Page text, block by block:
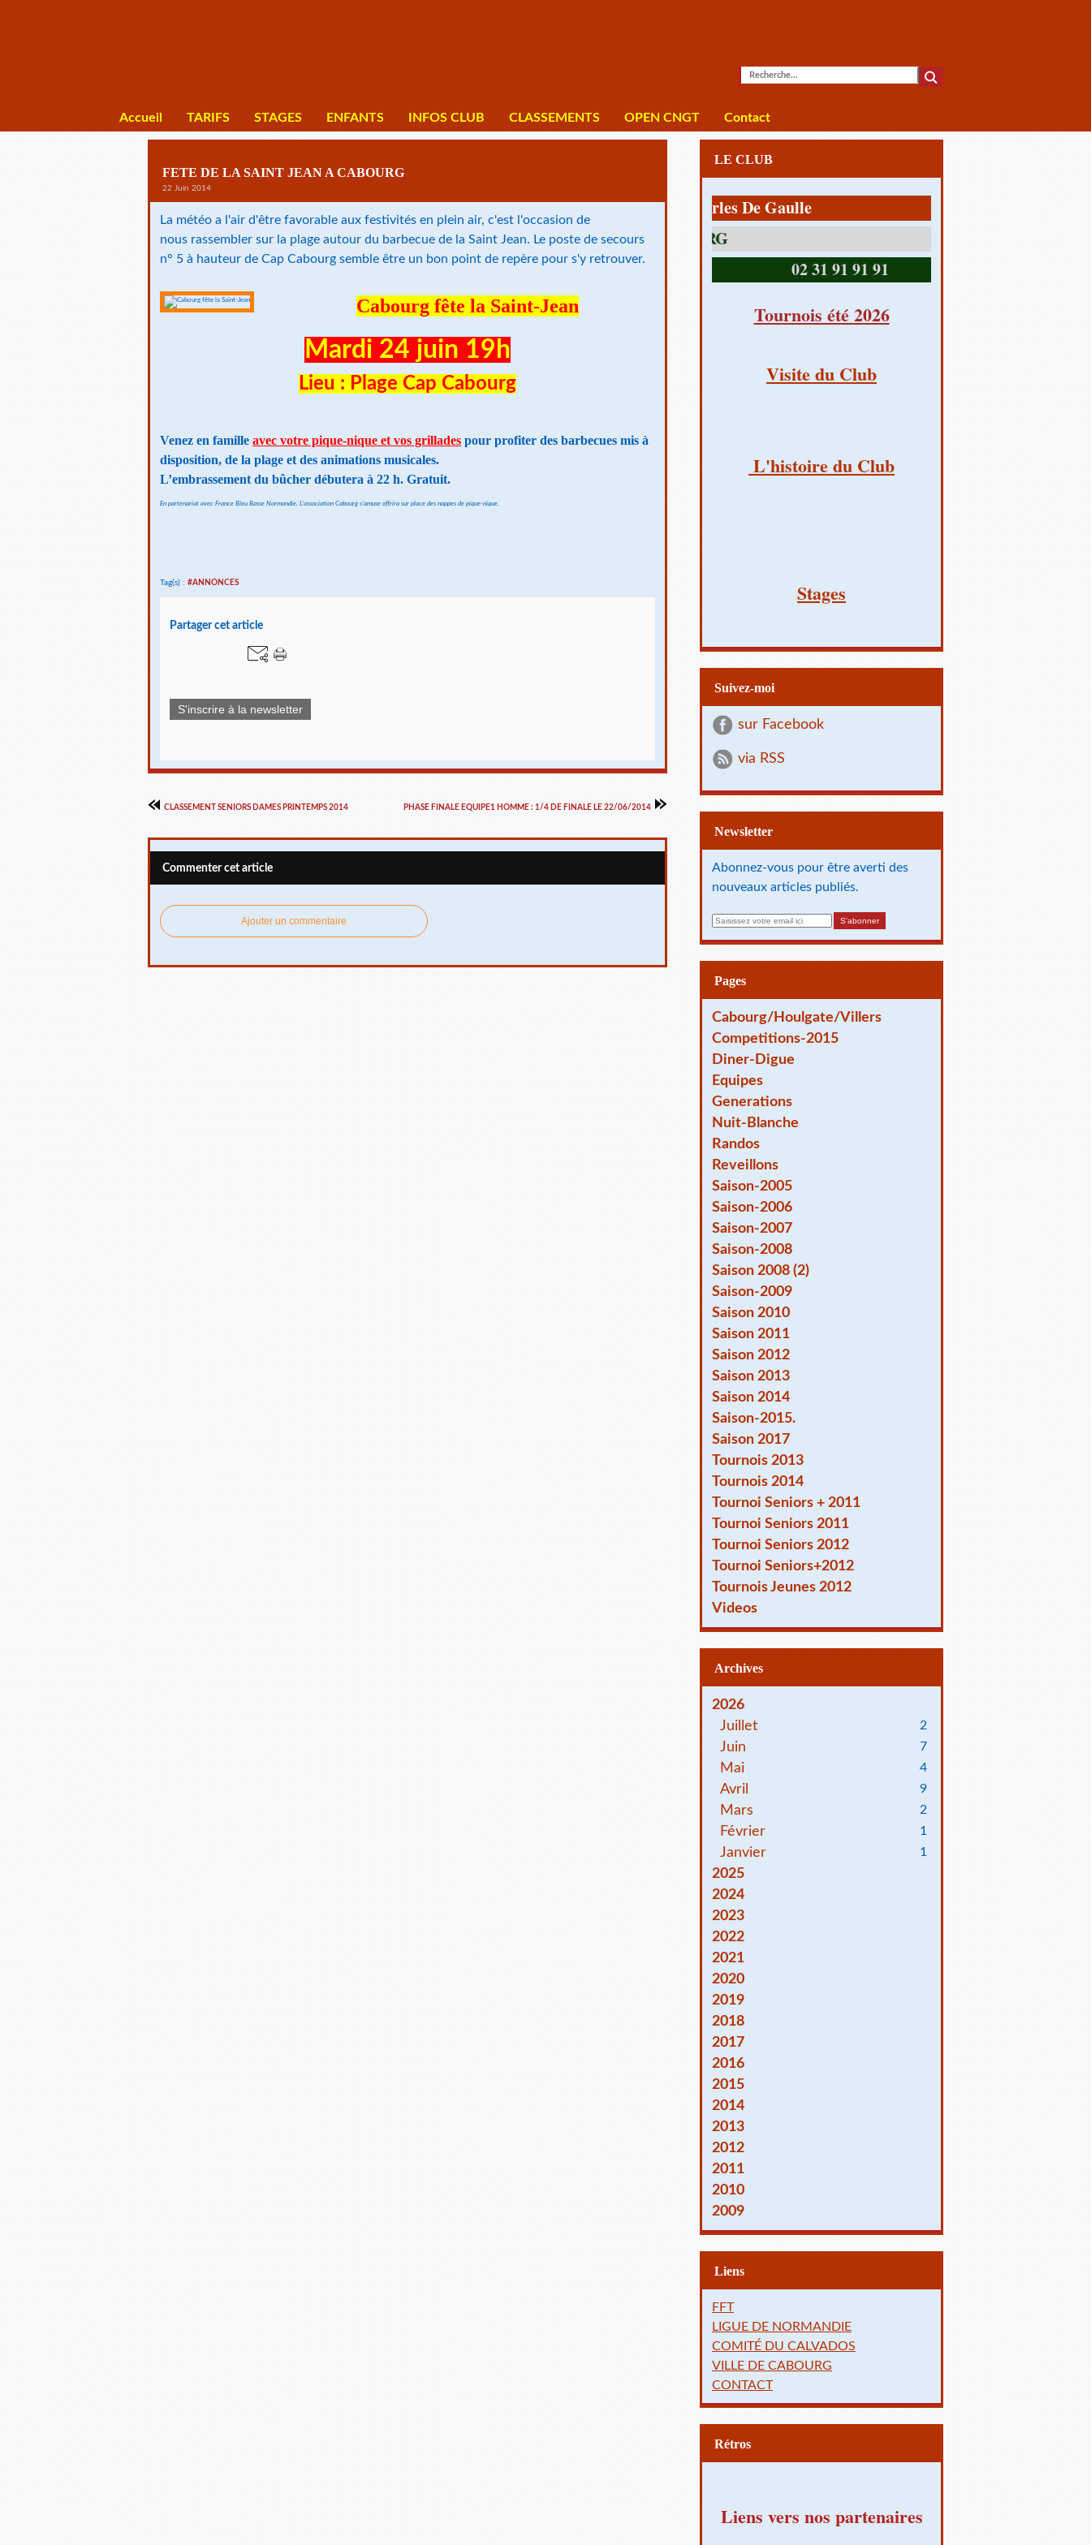
Accueil TARIFS STAGES ENFANTS INFOS CLUB CLASSEMENTS OPEN CNGT Contact
FETE DE LA SAINT JEAN A CABOURG
22 Juin 2014
La météo a l'air d'être favorable aux festivités en plein air, c'est l'occasion de
nous rassembler sur la plage autour du barbecue de la Saint Jean. Le poste de secours
n° 5 à hauteur de Cap Cabourg semble être un bon point de repère pour s'y retrouver.
Cabourg fête la Saint-Jean
Mardi 24 juin 19h
Lieu : Plage Cap Cabourg
Venez en famille avec votre pique-nique et vos grillades pour profiter des barbecues mis à
disposition, de la plage et des animations musicales.
L’embrassement du bûcher débutera à 22 h. Gratuit.
En partenariat avec France Bleu Basse Normandie. L’association Cabourg s’amuse offrira sur place des nappes de pique-nique.
Tag(s) : #ANNONCES
Partager cet article
S'inscrire à la newsletter
CLASSEMENT SENIORS DAMES PRINTEMPS 2014 PHASE FINALE EQUIPE1 HOMME : 1/4 DE FINALE LE 22/06/2014
Commenter cet article
Ajouter un commentaire
LE CLUB
1 av Charles De Gaulle
02 31 91 91 91
Tournois été 2026
Visite du Club
L'histoire du Club
Stages
Suivez-moi
sur Facebook
via RSS
Newsletter
Abonnez-vous pour être averti des
nouveaux articles publiés.
a
i
Pages
Cabourg/Houlgate/Villers
Competitions-2015
Diner-Digue
Equipes
Generations
Nuit-Blanche
Randos
Reveillons
Saison-2005
Saison-2006
Saison-2007
Saison-2008
Saison 2008 (2)
Saison-2009
Saison 2010
Saison 2011
Saison 2012
Saison 2013
Saison 2014
Saison-2015.
Saison 2017
Tournois 2013
Tournois 2014
Tournoi Seniors + 2011
Tournoi Seniors 2011
Tournoi Seniors 2012
Tournoi Seniors+2012
Tournois Jeunes 2012
Videos
Archives
2026
Juillet
2
Juin 7
Mai 4
Avril 9
Mars 2
Février 1
Janvier 1
2025
2024
2023
2022
2021
2020
2019
2018
2017
2016
2015
2014
2013
2012
2011
2010
2009
Liens
FFT
LIGUE DE NORMANDIE
COMITÉ DU CALVADOS
VILLE DE CABOURG
CONTACT
Rétros
Liens vers nos partenaires